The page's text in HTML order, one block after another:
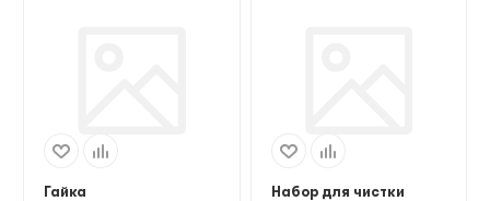
Гайка
Набор для чистки